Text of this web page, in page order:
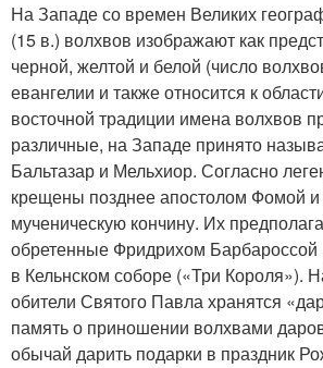
На Западе со времен Великих
(15 в.) волхвов изображают как
черной, желтой и белой (число
евангелии и также относится к
восточной традиции имена волхвов
различные, на Западе принято
Бальтазар и Мельхиор. Согласно
крещены позднее апостолом Фомой
мученическую кончину. Их
обретенные Фридрихом
в Кельнском соборе («Три Короля»).
обители Святого Павла хранятся
память о приношении волхвами
обычай дарить подарки в праздник